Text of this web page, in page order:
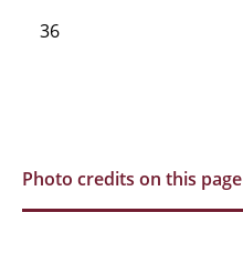
36
Photo credits on this page